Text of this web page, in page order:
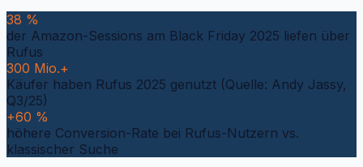
38 %
der Amazon-Sessions am Black Friday 2025 liefen über
Rufus
300 Mio.+
Käufer haben Rufus 2025 genutzt (Quelle: Andy Jassy,
Q3/25)
+60 %
höhere Conversion-Rate bei Rufus-Nutzern vs.
klassischer Suche